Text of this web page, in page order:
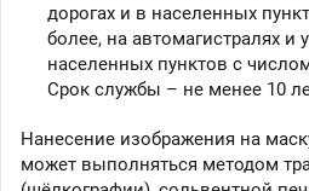
дорогах и в населенных
более, на автомагистралях и
населенных пунктов с
Срок службы – не менее 10
Нанесение изображения на
может выполняться методом